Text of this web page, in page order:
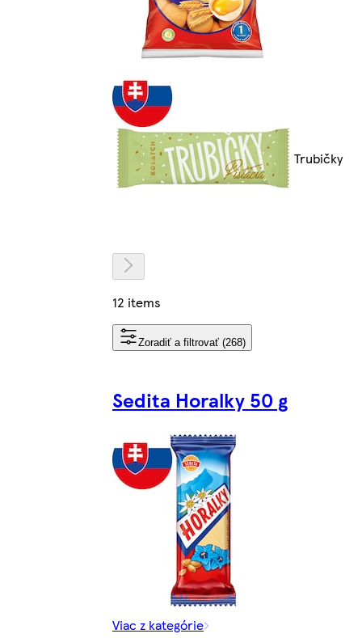
Trubičky
12 items
Zoradiť a filtrovať (268)
Sedita Horalky 50 g
Viac z kategórie